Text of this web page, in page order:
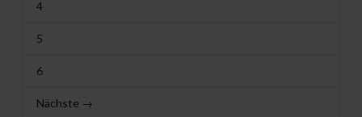
4
5
6
Nächste →